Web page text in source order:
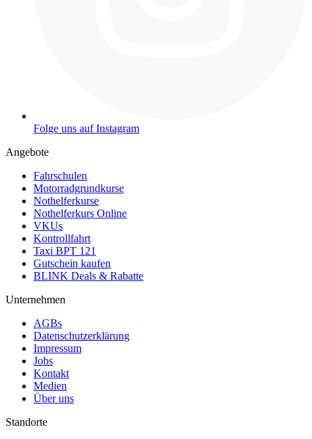
Folge uns auf Instagram
Angebote
Fahrschulen
Motorradgrundkurse
Nothelferkurse
Nothelferkurs Online
VKUs
Kontrollfahrt
Taxi BPT 121
Gutschein kaufen
BLINK Deals & Rabatte
Unternehmen
AGBs
Datenschutzerklärung
Impressum
Jobs
Kontakt
Medien
Über uns
Standorte